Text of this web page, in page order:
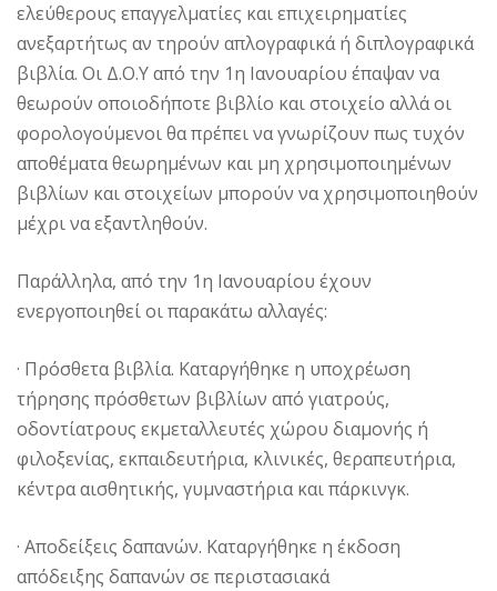
ελεύθερους επαγγελματίες και επιχειρηματίες
ανεξαρτήτως αν τηρούν απλογραφικά ή διπλογραφικά
βιβλία. Οι Δ.Ο.Υ από την 1η Ιανουαρίου έπαψαν να
θεωρούν οποιοδήποτε βιβλίο και στοιχείο αλλά οι
φορολογούμενοι θα πρέπει να γνωρίζουν πως τυχόν
αποθέματα θεωρημένων και μη χρησιμοποιημένων
βιβλίων και στοιχείων μπορούν να χρησιμοποιηθούν
μέχρι να εξαντληθούν.
Παράλληλα, από την 1η Ιανουαρίου έχουν
ενεργοποιηθεί οι παρακάτω αλλαγές:
· Πρόσθετα βιβλία. Καταργήθηκε η υποχρέωση
τήρησης πρόσθετων βιβλίων από γιατρούς,
οδοντίατρους εκμεταλλευτές χώρου διαμονής ή
φιλοξενίας, εκπαιδευτήρια, κλινικές, θεραπευτήρια,
κέντρα αισθητικής, γυμναστήρια και πάρκινγκ.
· Αποδείξεις δαπανών. Καταργήθηκε η έκδοση
απόδειξης δαπανών σε περιστασιακά